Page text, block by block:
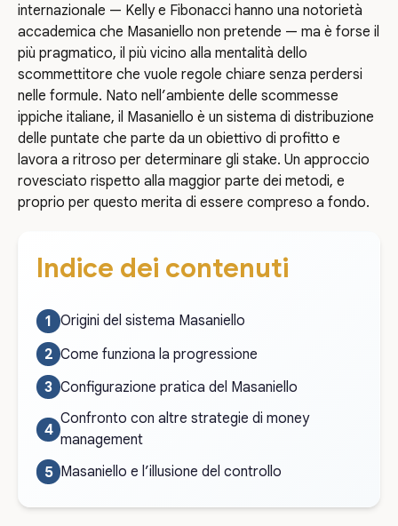
internazionale — Kelly e Fibonacci hanno una notorietà
accademica che Masaniello non pretende — ma è forse il
più pragmatico, il più vicino alla mentalità dello
scommettitore che vuole regole chiare senza perdersi
nelle formule. Nato nell’ambiente delle scommesse
ippiche italiane, il Masaniello è un sistema di distribuzione
delle puntate che parte da un obiettivo di profitto e
lavora a ritroso per determinare gli stake. Un approccio
rovesciato rispetto alla maggior parte dei metodi, e
proprio per questo merita di essere compreso a fondo.
Indice dei contenuti
Origini del sistema Masaniello
Come funziona la progressione
Configurazione pratica del Masaniello
Confronto con altre strategie di money
management
Masaniello e l’illusione del controllo